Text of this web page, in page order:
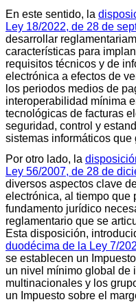
En este sentido, la
Ley 18/2022, de 28 de
desarrollar
características para
requisitos técnicos y de
electrónica a efectos de
los periodos medios de
interoperabilidad mínima
tecnológicas de facturas
seguridad, control y
sistemas informáticos
Por otro lado, la
Ley 56/2007, de 28 de
diversos aspectos clave
electrónica, al tiempo que
fundamento jurídico
reglamentario que se
Esta disposición,
duodécima de la Ley 7/
se establecen un
un nivel mínimo global de
multinacionales y los
un Impuesto sobre el